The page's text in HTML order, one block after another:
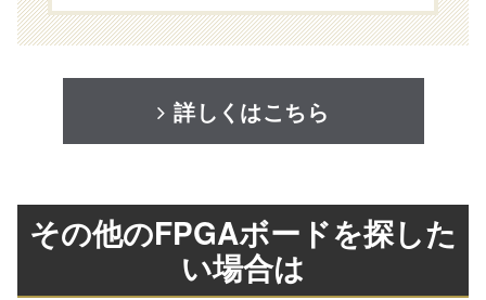
詳しくはこちら
その他のFPGAボードを探した
い場合は